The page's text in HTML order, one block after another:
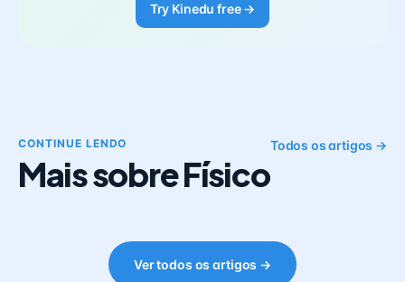
Try Kinedu free →
CONTINUE LENDO
Mais sobre Físico
Todos os artigos →
Ver todos os artigos →